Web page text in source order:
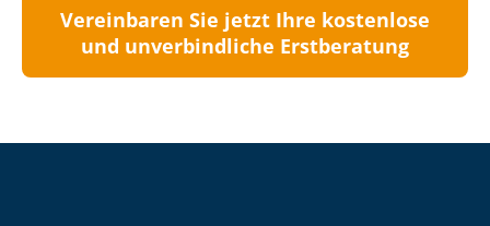
Vereinbaren Sie jetzt Ihre kostenlose
und unverbindliche Erstberatung